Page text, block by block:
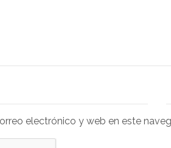
electrónico y web en este